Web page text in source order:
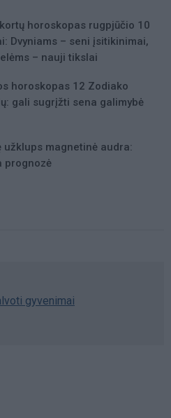
horoskopas rugpjūčio 10
Dvyniams – seni įsitikinimai,
– nauji tikslai
horoskopas 12 Zodiako
gali sugrįžti sena galimybė
užklups magnetinė audra:
prognozė
gyvenimai